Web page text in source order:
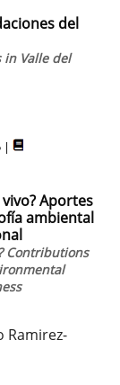
del
in Valle del
|
Aportes
ambiental
Contributions
Ramirez-